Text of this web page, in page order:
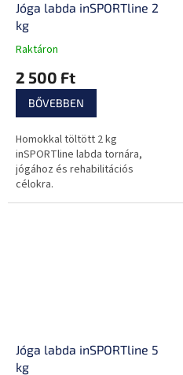
Jóga labda inSPORTline 2
kg
A
átlagos
értékelése
0,0
csillag.
Raktáron
2 500 Ft
BŐVEBBEN
Homokkal töltött 2 kg
inSPORTline labda tornára,
jógához és rehabilitációs
célokra.
Jóga labda inSPORTline 5
kg